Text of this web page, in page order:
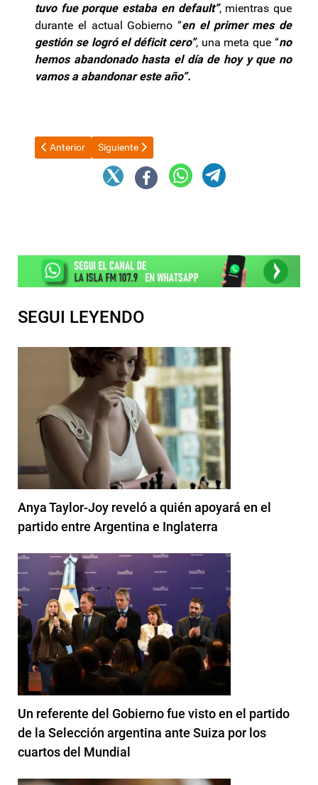
tuvo fue porque estaba en default”, mientras que
durante el actual Gobierno “en el primer mes de
gestión se logró el déficit cero”, una meta que “no
hemos abandonado hasta el día de hoy y que no
vamos a abandonar este año”.
Artículo anterior: Renunció el presidente del INTA y temen que
Anterior Artículo siguiente: Cabaña Nuevo Milenium:
Siguiente
SEGUI LEYENDO
Anya Taylor-Joy reveló a quién apoyará en el
partido entre Argentina e Inglaterra
Un referente del Gobierno fue visto en el partido
de la Selección argentina ante Suiza por los
cuartos del Mundial